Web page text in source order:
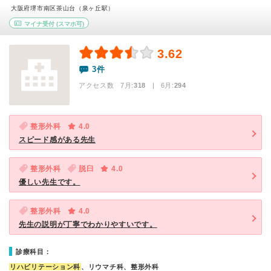
大阪府堺市南区茶山台（泉ヶ丘駅）
マイナ受付 (スマホ可)
3.62
3件
アクセス数 7月:318 | 6月:294
整形外科
4.0
スピード感がある先生
整形外科 脱臼
4.0
優しい先生です。
整形外科
4.0
先生の説明が丁寧でわかりやすいです。
診療科目：
リハビリテーション科 、リウマチ科、整形外科